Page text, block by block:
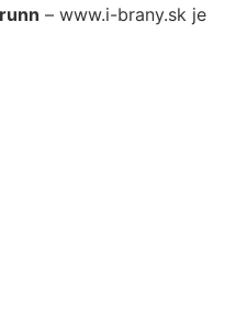
– www.i-brany.sk je